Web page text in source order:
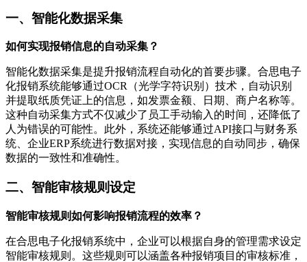
一、智能化数据采集
如何实现报销信息的自动采集？
智能化数据采集是提升报销流程自动化的首要步骤。合思电子
化报销系统能够通过OCR（光学字符识别）技术，自动识别
并提取纸质凭证上的信息，如发票金额、日期、商户名称等。
这种自动采集方式不仅减少了员工手动输入的时间，还降低了
人为错误的可能性。此外，系统还能够通过API接口与财务系
统、企业ERP系统进行数据对接，实现信息的自动同步，确保
数据的一致性和准确性。
二、智能审核规则设定
智能审核规则如何影响报销流程的效率？
在合思电子化报销系统中，企业可以根据自身的管理需求设定
智能审核规则。这些规则可以涵盖各种报销项目的审核标准，